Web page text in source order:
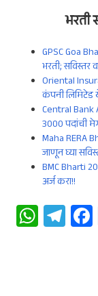
भरती
GPSC Goa
भरती; सविस्तर
Oriental
कंपनी लिमिटेड
Central
3000 पदांची
Maha RERA
जाणून घ्या
BMC Bharti
अर्ज करा!!
W
ha
Te
le